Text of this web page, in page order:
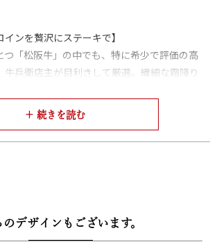
インを贅沢にステーキで】
つ「松阪牛」の中でも、特に希少で評価の高
牛兵衛店主が目利きして厳選。繊細な霜降り
す。焼き上げるだけで、極上の肉本来の旨み
材の魅力を最大限に引き出すセットです。
のデザインもございます。